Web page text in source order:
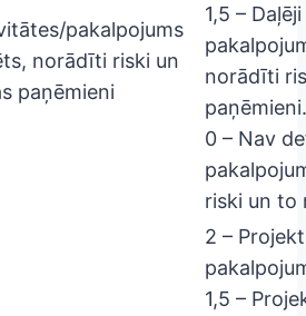
pakalpojums
norādīti riski un
paņēmieni
1,5 –
norādīti
paņēmieni.
0 – Nav
riski un to
2 –
1,5 –